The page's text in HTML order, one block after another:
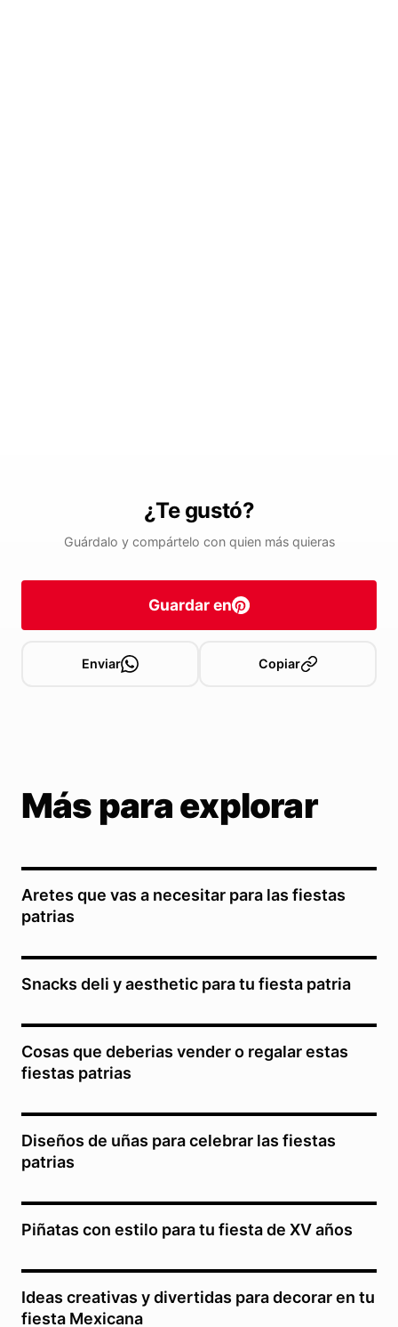
¿Te gustó?
Guárdalo y compártelo con quien más quieras
Guardar en
Enviar Copiar
Más para explorar
Aretes que vas a necesitar para las fiestas
patrias
Snacks deli y aesthetic para tu fiesta patria
Cosas que deberias vender o regalar estas
fiestas patrias
Diseños de uñas para celebrar las fiestas
patrias
Piñatas con estilo para tu fiesta de XV años
Ideas creativas y divertidas para decorar en tu
fiesta Mexicana